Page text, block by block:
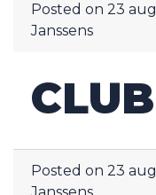
Posted on 23
Janssens
Posted on 23